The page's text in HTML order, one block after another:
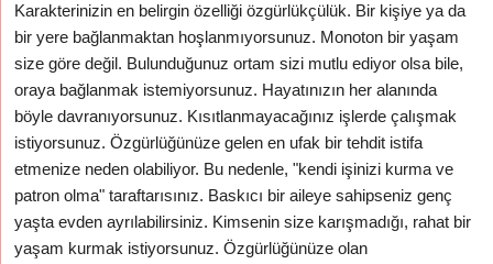
Karakterinizin en belirgin özelliği özgürlükçülük. Bir kişiye ya da
bir yere bağlanmaktan hoşlanmıyorsunuz. Monoton bir yaşam
size göre değil. Bulunduğunuz ortam sizi mutlu ediyor olsa bile,
oraya bağlanmak istemiyorsunuz. Hayatınızın her alanında
böyle davranıyorsunuz. Kısıtlanmayacağınız işlerde çalışmak
istiyorsunuz. Özgürlüğünüze gelen en ufak bir tehdit istifa
etmenize neden olabiliyor. Bu nedenle, "kendi işinizi kurma ve
patron olma" taraftarısınız. Baskıcı bir aileye sahipseniz genç
yaşta evden ayrılabilirsiniz. Kimsenin size karışmadığı, rahat bir
yaşam kurmak istiyorsunuz. Özgürlüğünüze olan